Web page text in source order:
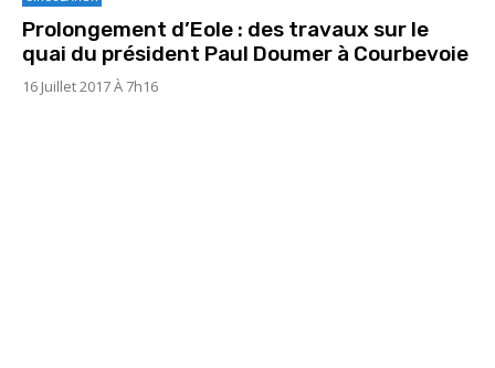
Prolongement d’Eole : des travaux sur le
quai du président Paul Doumer à Courbevoie
16 Juillet 2017 À 7h16